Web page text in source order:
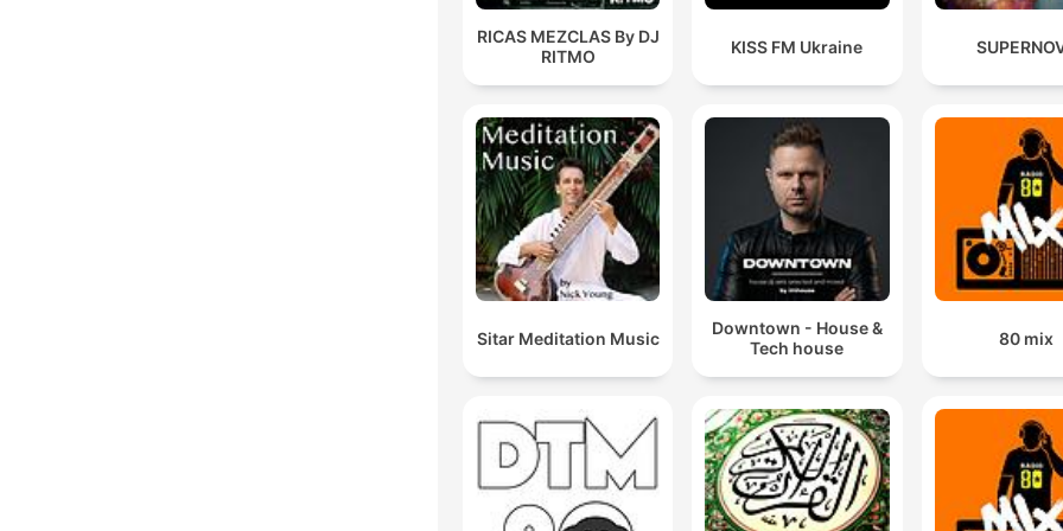
RICAS MEZCLAS By DJ
RITMO
KISS FM Ukraine
Sitar Meditation Music
Downtown - House &
Tech house
80 mix